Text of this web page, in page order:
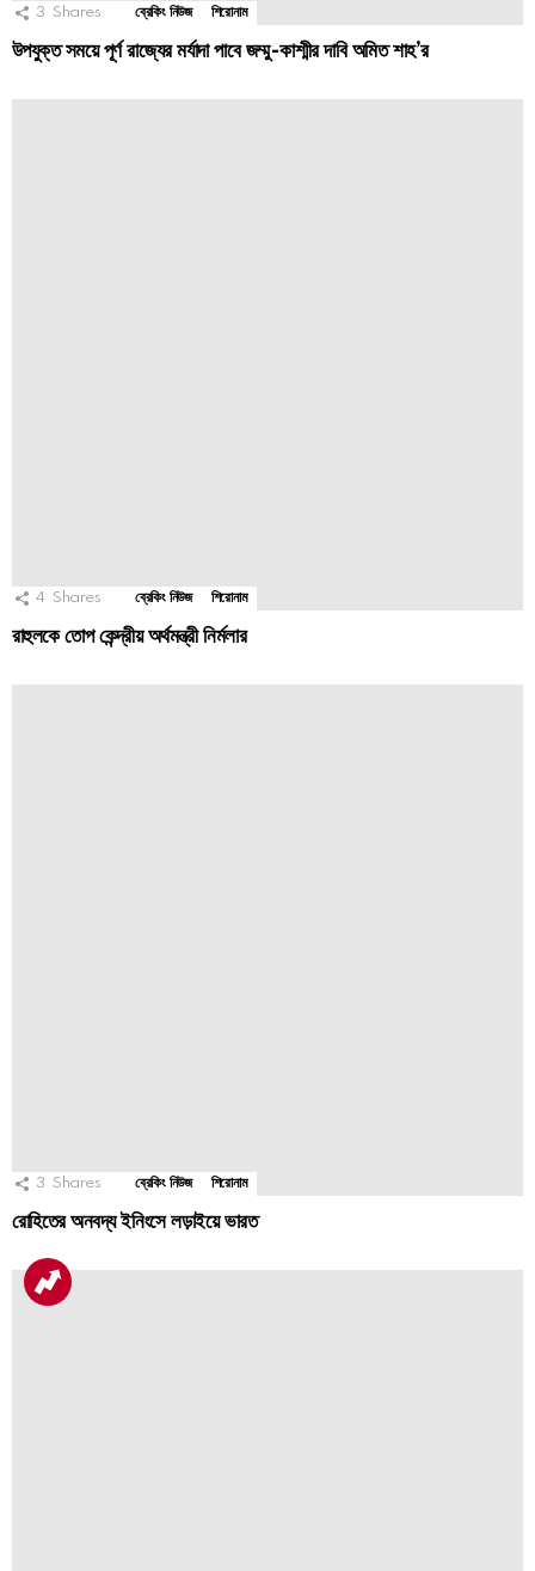
3 Shares ব্রেকিং নিউজ শিরোনাম
উপযুক্ত সময়ে পূর্ণ রাজ্যের মর্যাদা পাবে জম্মু-কাশ্মীর দাবি অমিত শাহ’র
4 Shares ব্রেকিং নিউজ শিরোনাম
রাহুলকে তোপ কেন্দ্রীয় অর্থমন্ত্রী নির্মলার
3 Shares ব্রেকিং নিউজ শিরোনাম
রোহিতের অনবদ্য ইনিংসে লড়াইয়ে ভারত